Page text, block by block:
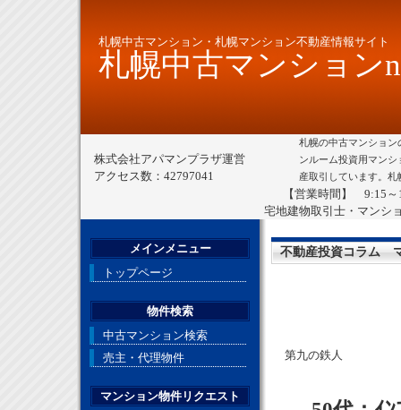
札幌中古マンション・札幌マンション不動産情報サイト
札幌中古マンション
株式会社アパマンプラザ運営
アクセス数：42797041
札幌の中古マンショ
ンルーム投資用マン
産取引しています。
【営業時間】 9:15
宅地建物取引士・マンシ
不動産投資コラム
第九の鉄人
メインメニュー
トップページ
物件検索
中古マンション検索
売主・代理物件
マンション物件リクエスト